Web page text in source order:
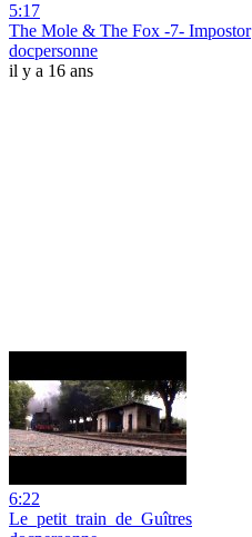
5:17
The Mole & The Fox -7- Impostor
docpersonne
il y a 16 ans
6:22
Le_petit_train_de_Guîtres